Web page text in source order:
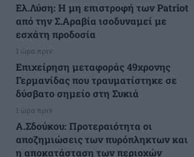
Ελ.Λύση: Η μη επιστροφή των Patriot
από την Σ.Αραβία ισοδυναμεί με
εσχάτη προδοσία
1 ώρα πριν
Επιχείρηση μεταφοράς 49χρονης
Γερμανίδας που τραυματίστηκε σε
δύσβατο σημείο στη Συκιά
1 ώρα πριν
Α.Σδούκου: Προτεραιότητα οι
αποζημιώσεις των πυρόπληκτων και
η αποκατάσταση των περιοχών